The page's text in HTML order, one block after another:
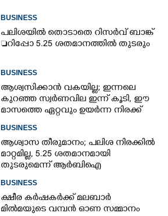
BUSINESS
പലിശയിൽ തൊടാതെ റിസർവ് ബാങ്ക്
റിപ്പോ 5.25 ശതമാനത്തിൽ തുടരും
BUSINESS
ആശ്വസിക്കാൻ വകയില്ല; ഇന്നലെ
കുറഞ്ഞ സ്വർണവില ഇന്ന് കൂടി, ഈ
മാസത്തെ ഏറ്റവും ഉയർന്ന നിരക്ക്
BUSINESS
ആശ്വാസ തീരുമാനം; പലിശ നിരക്കിൽ
മാറ്റമില്ല, 5.25 ശതമാനമായി
തുടരുമെന്ന് ആർബിഐ
BUSINESS
ക്ഷീര കർഷകർക്ക് മലബാർ
മിൽമയുടെ വമ്പൻ ഓണ സമ്മാനം